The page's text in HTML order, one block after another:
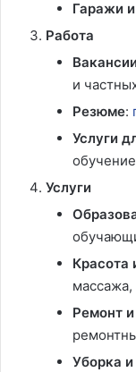
Гаражи
Работа
Вакансии
и
Резюме:
Услуги
Услуги
Красота
массажа,
Ремонт
Уборка